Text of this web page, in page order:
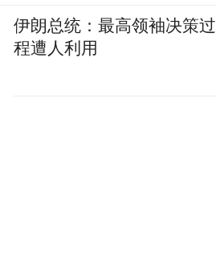
伊朗总统：最高领袖决策过
程遭人利用